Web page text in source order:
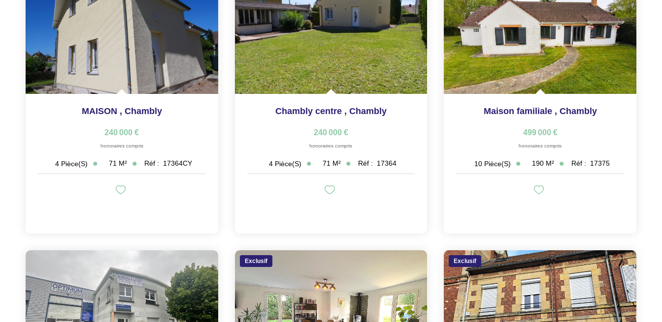
MAISON , Chambly
240 000 €
honoraires compris
4 Pièce(s) 71 M² Réf : 17364CY
Chambly centre , Chambly
240 000 €
honoraires compris
4 Pièce(s) 71 M² Réf : 17364
Maison familiale , Chambly
499 000 €
honoraires compris
10 Pièce(s) 190 M² Réf : 17375
Exclusif Exclusif